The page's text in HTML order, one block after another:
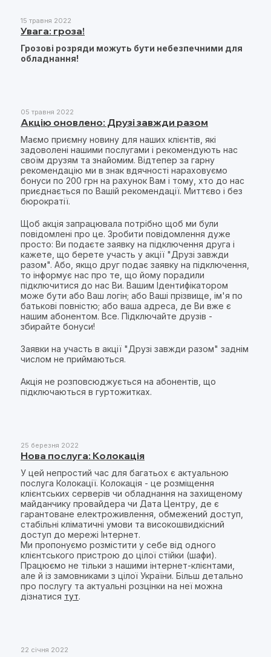
15 травня 2022
Увага: гроза!
Грозові розряди можуть бути небезпечними для
обладнання!
05 травня 2022
Акцію оновлено: Друзі завжди разом
Маємо приємну новину для наших клієнтів, які
задоволені нашими послугами і рекомендують нас
своїм друзям та знайомим. Відтепер за гарну
рекомендацію ми в знак вдячності нараховуємо
бонуси по 200 грн на рахунок Вам і тому, хто до нас
приєднається по Вашій рекомендації. Миттєво і без
бюрократії.
Щоб акція запрацювала потрібно щоб ми були
повідомлені про це. Зробити повідомлення дуже
просто: Ви подаєте заявку на підключення друга і
кажете, що берете участь у акції "Друзі завжди
разом". Або, якщо друг подає заявку на підключення,
то інформує нас про те, що йому порадили
підключитися до нас Ви. Вашим Ідентифікатором
може бути або Ваш логін; або Ваші прізвище, ім'я по
батькові повністю; або ваша адреса, де Ви вже є
нашим абонентом. Все. Підключайте друзів -
збирайте бонуси!
Заявки на участь в акції "Друзі завжди разом" заднім
числом не приймаються.
Акція не розповсюджується на абонентів, що
підключаються в гуртожитках.
25 березня 2022
Нова послуга: Колокація
У цей непростий час для багатьох є актуальною
послуга Колокації. Колокація - це розміщення
клієнтських серверів чи обладнання на захищеному
майданчику провайдера чи Дата Центру, де є
гарантоване електроживлення, обмежений доступ,
стабільні кліматичні умови та високошвидкісний
доступ до мережі Інтернет.
Ми пропонуємо розмістити у себе від одного
клієнтського пристрою до цілої стійки (шафи).
Працюємо не тільки з нашими інтернет-клієнтами,
але й із замовниками з цілої України. Більш детально
про послугу та актуальні розцінки на неї можна
дізнатися тут.
22 січня 2022